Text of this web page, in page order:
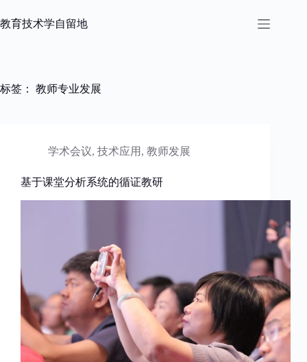
过
教育技术学自留地
标签： 教师专业发展
学术会议, 技术应用 , 教师发展
基于课堂分析系统的循证教研